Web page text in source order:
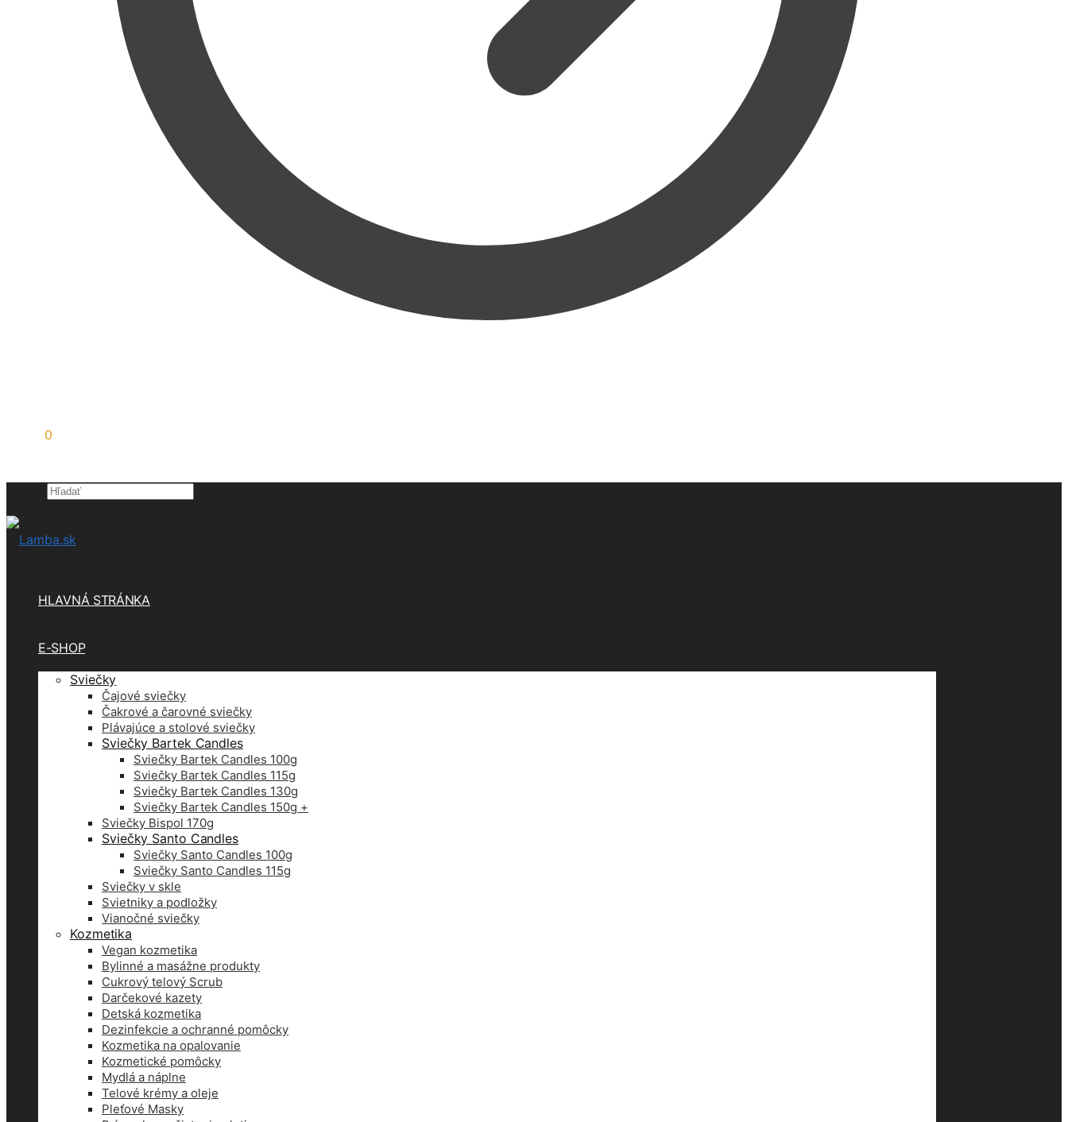
0
HLAVNÁ STRÁNKA
E-SHOP
Sviečky
Čajové sviečky
Čakrové a čarovné sviečky
Plávajúce a stolové sviečky
Sviečky Bartek Candles
Sviečky Bartek Candles 100g
Sviečky Bartek Candles 115g
Sviečky Bartek Candles 130g
Sviečky Bartek Candles 150g +
Sviečky Bispol 170g
Sviečky Santo Candles
Sviečky Santo Candles 100g
Sviečky Santo Candles 115g
Sviečky v skle
Svietniky a podložky
Vianočné sviečky
Kozmetika
Vegan kozmetika
Bylinné a masážne produkty
Cukrový telový Scrub
Darčekové kazety
Detská kozmetika
Dezinfekcie a ochranné pomôcky
Kozmetika na opalovanie
Kozmetické pomôcky
Mydlá a náplne
Telové krémy a oleje
Pleťové Masky